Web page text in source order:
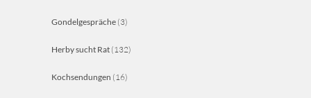
Gondelgespräche (3)
Herby sucht Rat (132)
Kochsendungen (16)